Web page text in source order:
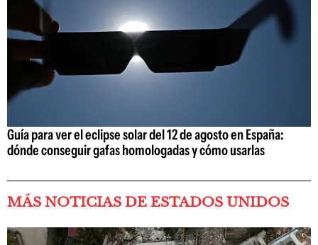
Guía para ver el eclipse solar del 12 de agosto en España:
dónde conseguir gafas homologadas y cómo usarlas
MÁS NOTICIAS DE ESTADOS UNIDOS